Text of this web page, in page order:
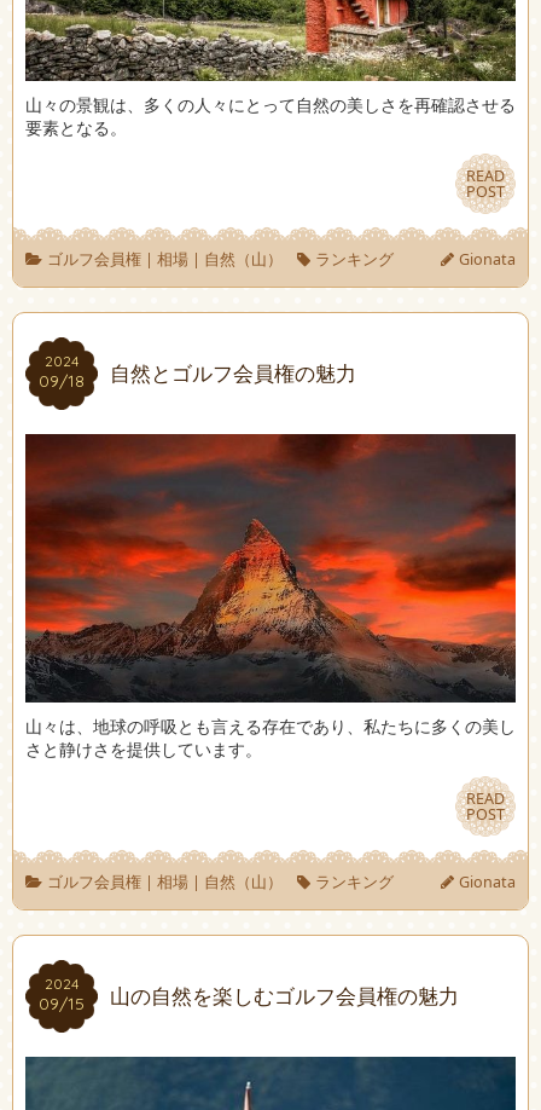
山々の景観は、多くの人々にとって自然の美しさを再確認させる
要素となる。
READ
POST
READ
POST
ゴルフ会員権| 相場| 自然（山） ランキング Gionata
2024
09/18
2024
09/18 自然とゴルフ会員権の魅力
山々は、地球の呼吸とも言える存在であり、私たちに多くの美し
さと静けさを提供しています。
READ
POST
READ
POST
ゴルフ会員権| 相場| 自然（山） ランキング Gionata
2024
09/15
2024
09/15 山の自然を楽しむゴルフ会員権の魅力